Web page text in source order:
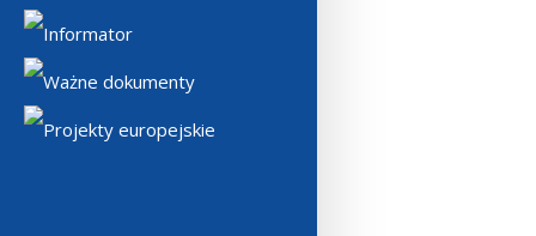
Informator
Ważne dokumenty
Projekty europejskie